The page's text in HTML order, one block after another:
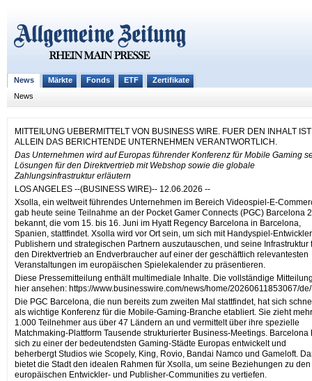
News Märkte Fonds ETF
Zertifikate
News
MITTEILUNG UEBERMITTELT VON BUSINESS WIRE. FUER DEN INHALT IST
ALLEIN DAS BERICHTENDE UNTERNEHMEN VERANTWORTLICH.
Das Unternehmen wird auf Europas führender Konferenz für Mobile Gaming
Lösungen für den Direktvertrieb mit Webshop sowie die globale
Zahlungsinfrastruktur erläutern
LOS ANGELES --(BUSINESS WIRE)-- 12.06.2026 --
Xsolla, ein weltweit führendes Unternehmen im Bereich Videospiel-E-
gab heute seine Teilnahme an der Pocket Gamer Connects (PGC) Barcelona
bekannt, die vom 15. bis 16. Juni im Hyatt Regency Barcelona in Barcelona,
Spanien, stattfindet. Xsolla wird vor Ort sein, um sich mit Handyspiel-
Publishern und strategischen Partnern auszutauschen, und seine Infrastruktur
den Direktvertrieb an Endverbraucher auf einer der geschäftlich relevantesten
Veranstaltungen im europäischen Spielekalender zu präsentieren.
Diese Pressemitteilung enthält multimediale Inhalte. Die vollständige
hier ansehen: https://www.businesswire.com/news/home/20260611853067/de/
Die PGC Barcelona, die nun bereits zum zweiten Mal stattfindet, hat sich
als wichtige Konferenz für die Mobile-Gaming-Branche etabliert. Sie zieht
1.000 Teilnehmer aus über 47 Ländern an und vermittelt über ihre spezielle
Matchmaking-Plattform Tausende strukturierter Business-Meetings. Barcelona
sich zu einer der bedeutendsten Gaming-Städte Europas entwickelt und
beherbergt Studios wie Scopely, King, Rovio, Bandai Namco und Gameloft.
bietet die Stadt den idealen Rahmen für Xsolla, um seine Beziehungen zu den
europäischen Entwickler- und Publisher-Communities zu vertiefen.